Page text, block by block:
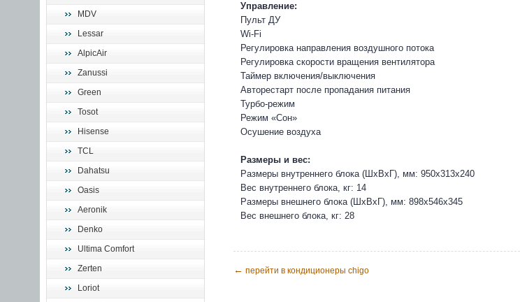
MDV
Lessar
AlpicAir
Zanussi
Green
Tosot
Hisense
TCL
Dahatsu
Oasis
Aeronik
Denko
Ultima Comfort
Zerten
Loriot
Управление:
Пульт ДУ
Wi-Fi
Регулировка направления воздушного потока
Регулировка скорости вращения вентилятора
Таймер включения/выключения
Авторестарт после пропадания питания
Турбо-режим
Режим «Сон»
Осушение воздуха
Размеры и вес:
Размеры внутреннего блока (ШхВхГ), мм: 950х313х240
Вес внутреннего блока, кг: 14
Размеры внешнего блока (ШхВхГ), мм: 898х546х345
Вес внешнего блока, кг: 28
← перейти в кондиционеры chigo